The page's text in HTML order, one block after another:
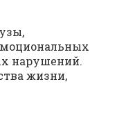
нарушений.
жизни,